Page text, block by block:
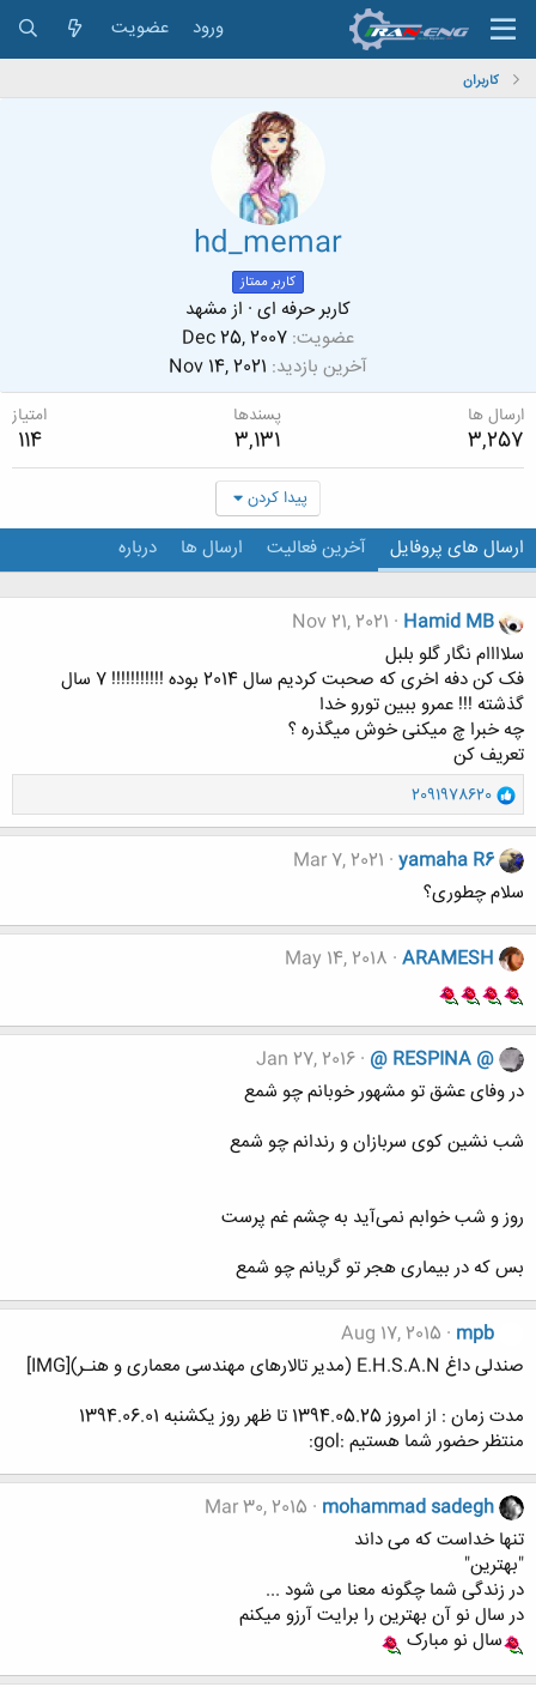
ورود عضویت
کاربران
hd_memar
کاربر ممتاز
کاربر حرفه ای · از مشهد
عضویت Dec 25, 2007
آخرین بازدید Nov 14, 2021
ارسال ها
3,257
پسندها
3,131
امتیاز
114
پیدا کردن
ارسال های پروفایل آخرین فعالیت ارسال ها درباره
Hamid MB
Nov 21, 2021
سلاااام نگار گلو بلبل
فک کن دفه اخری که صحبت کردیم سال 2014 بوده !!!!!!!!!!! 7 سال
گذشته !!! عمرو ببین تورو خدا
چه خبرا چ میکنی خوش میگذره ؟
تعریف کن
و
ا
ک
ن
ه
ا
:
2091978620
yamaha R6
Mar 7, 2021
سلام چطوری؟
ARAMESH
May 14, 2018
@ RESPINA @
Jan 27, 2016
در وفای عشق تو مشهور خوبانم چو شمع
شب نشین کوی سربازان و رندانم چو شمع
روز و شب خوابم نمی‌آید به چشم غم پرست
بس که در بیماری هجر تو گریانم چو شمع
mpb
Aug 17, 2015
صندلی داغ E.H.S.A.N (مدیر تالارهای مهندسی معماری و هنـر)[IMG]
مدت زمان : از امروز 1394.05.25 تا ظهر روز یکشنبه 1394.06.01
منتظر حضور شما هستیم :gol:
mohammad sadegh
Mar 30, 2015
تنها خداست که می داند
"بهترین"
در زندگی شما چگونه معنا می شود ...
در سال نو آن بهترین را برایت آرزو میکنم
سال نو مبارک